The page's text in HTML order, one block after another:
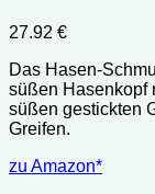
27.92 €
Das Hasen-
süßen Hasenkopf
süßen gestickten
Greifen.
zu Amazon*